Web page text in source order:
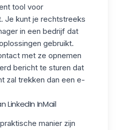
tool voor
Je kunt je rechtstreeks
in een bedrijf dat
gebruikt.
met ze opnemen
bericht te sturen dat
zal trekken dan een e-
LinkedIn InMail
manier zijn